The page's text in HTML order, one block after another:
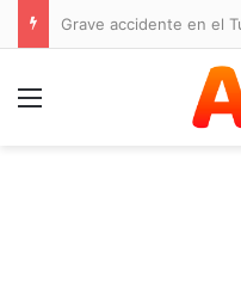
Menú